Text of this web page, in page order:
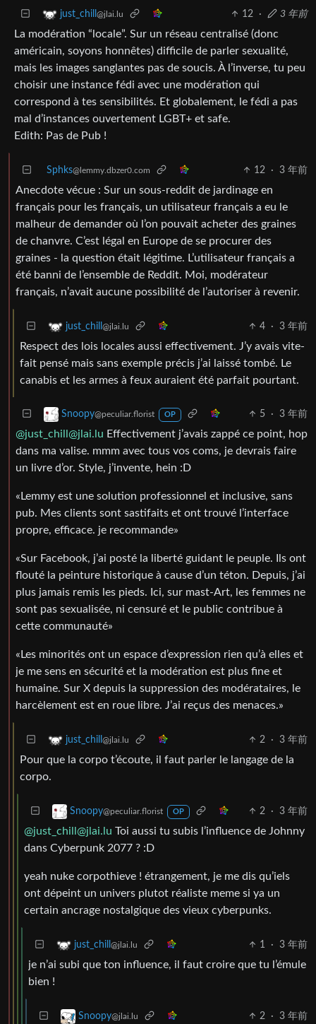
just_chill @jlai.lu 12 · 3 年前
La modération “locale”. Sur un réseau centralisé (donc
américain, soyons honnêtes) difficile de parler sexualité,
mais les images sanglantes pas de soucis. À l’inverse, tu peu
choisir une instance fédi avec une modération qui
correspond à tes sensibilités. Et globalement, le fédi a pas
mal d’instances ouvertement LGBT+ et safe.
Edith: Pas de Pub !
Sphks@lemmy.dbzer0.com 12 · 3 年前
Anecdote vécue : Sur un sous-reddit de jardinage en
français pour les français, un utilisateur français a eu le
malheur de demander où l’on pouvait acheter des graines
de chanvre. C’est légal en Europe de se procurer des
graines - la question était légitime. L’utilisateur français a
été banni de l’ensemble de Reddit. Moi, modérateur
français, n’avait aucune possibilité de l’autoriser à revenir.
just_chill @jlai.lu 4 · 3 年前
Respect des lois locales aussi effectivement. J’y avais vite-
fait pensé mais sans exemple précis j’ai laissé tombé. Le
canabis et les armes à feux auraient été parfait pourtant.
Snoopy@peculiar.florist OP 5 · 3 年前
@just_chill@jlai.lu Effectivement j’avais zappé ce point, hop
dans ma valise. mmm avec tous vos coms, je devrais faire
un livre d’or. Style, j’invente, hein :D
«Lemmy est une solution professionnel et inclusive, sans
pub. Mes clients sont sastifaits et ont trouvé l’interface
propre, efficace. je recommande»
«Sur Facebook, j’ai posté la liberté guidant le peuple. Ils ont
flouté la peinture historique à cause d’un téton. Depuis, j’ai
plus jamais remis les pieds. Ici, sur mast-Art, les femmes ne
sont pas sexualisée, ni censuré et le public contribue à
cette communauté»
«Les minorités ont un espace d’expression rien qu’à elles et
je me sens en sécurité et la modération est plus fine et
humaine. Sur X depuis la suppression des modérataires, le
harcèlement est en roue libre. J’ai reçus des menaces.»
just_chill @jlai.lu 2 · 3 年前
Pour que la corpo t’écoute, il faut parler le langage de la
corpo.
Snoopy@peculiar.florist OP 2 · 3 年前
@just_chill@jlai.lu Toi aussi tu subis l’influence de Johnny
dans Cyberpunk 2077 ? :D
yeah nuke corpothieve ! étrangement, je me dis qu’iels
ont dépeint un univers plutot réaliste meme si ya un
certain ancrage nostalgique des vieux cyberpunks.
just_chill @jlai.lu 1 · 3 年前
je n’ai subi que ton influence, il faut croire que tu l’émule
bien !
Snoopy@jlai.lu 2 · 3 年前